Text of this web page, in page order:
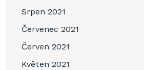
Srpen 2021
Červenec 2021
Červen 2021
Květen 2021